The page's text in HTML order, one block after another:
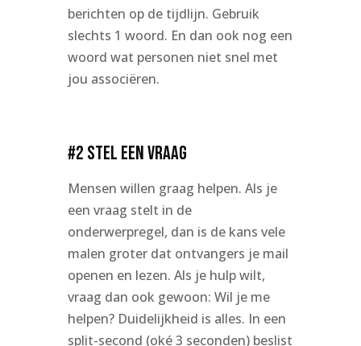
berichten op de tijdlijn. Gebruik
slechts 1 woord. En dan ook nog een
woord wat personen niet snel met
jou associëren.
#2 Stel een vraag
Mensen willen graag helpen. Als je
een vraag stelt in de
onderwerpregel, dan is de kans vele
malen groter dat ontvangers je mail
openen en lezen. Als je hulp wilt,
vraag dan ook gewoon: Wil je me
helpen? Duidelijkheid is alles. In een
split-second (oké 3 seconden) beslist